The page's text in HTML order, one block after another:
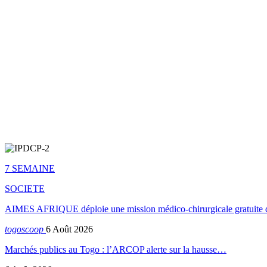
7 SEMAINE
SOCIETE
AIMES AFRIQUE déploie une mission médico-chirurgicale gratuite
togoscoop 6 Août 2026
Marchés publics au Togo : l’ARCOP alerte sur la hausse…